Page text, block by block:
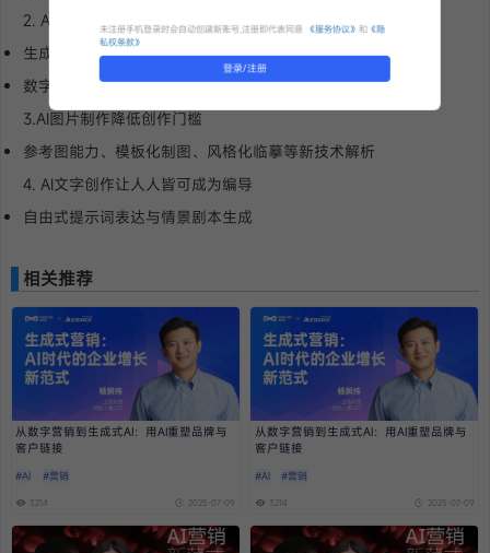
2. AI视频创意新玩法
生成式新技术对视频生产环节的重塑
数字人技术的应用
3.AI图片制作降低创作门槛
参考图能力、模板化制图、风格化临摹等新技术解析
4. AI文字创作让人人皆可成为编导
自由式提示词表达与情景剧本生成
相关推荐
从数字营销到生成式AI：用AI重塑品牌与
客户链接
#AI #营销
3214 2025-07-09
从数字营销到生成式AI：用AI重塑品牌与
客户链接
#AI #营销
3214 2025-07-09
未注册手机登录时会自动创建新账号,注册即代表同意 《服务协议》 和《隐
私权条款》
登录/注册